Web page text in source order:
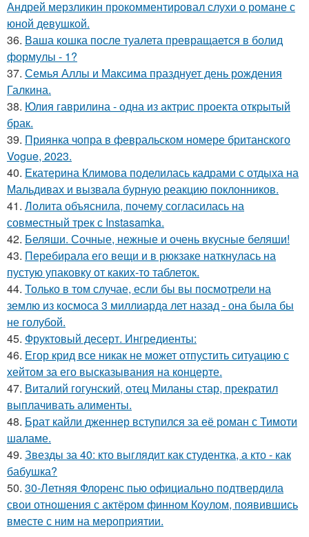
Андрей мерзликин прокомментировал слухи о романе с
юной девушкой.
36. Ваша кошка после туалета превращается в болид
формулы - 1?
37. Семья Аллы и Максима празднует день рождения
Галкина.
38. Юлия гаврилина - одна из актрис проекта открытый
брак.
39. Приянка чопра в февральском номере британского
Vogue, 2023.
40. Екатерина Климова поделилась кадрами с отдыха на
Мальдивах и вызвала бурную реакцию поклонников.
41. Лолита объяснила, почему согласилась на
совместный трек с Instasamka.
42. Беляши. Сочные, нежные и очень вкусные беляши!
43. Перебирала его вещи и в рюкзаке наткнулась на
пустую упаковку от каких-то таблеток.
44. Только в том случае, если бы вы посмотрели на
землю из космоса 3 миллиарда лет назад - она была бы
не голубой.
45. Фруктовый десерт. Ингредиенты:
46. Егор крид все никак не может отпустить ситуацию с
хейтом за его высказывания на концерте.
47. Виталий гогунский, отец Миланы стар, прекратил
выплачивать алименты.
48. Брат кайли дженнер вступился за её роман с Тимоти
шаламе.
49. Звезды за 40: кто выглядит как студентка, а кто - как
бабушка?
50. 30-Летняя Флоренс пью официально подтвердила
свои отношения с актёром финном Коулом, появившись
вместе с ним на мероприятии.